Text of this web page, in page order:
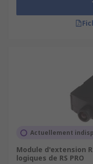
Actuellement
Module d'extension
logiques de RS PRO